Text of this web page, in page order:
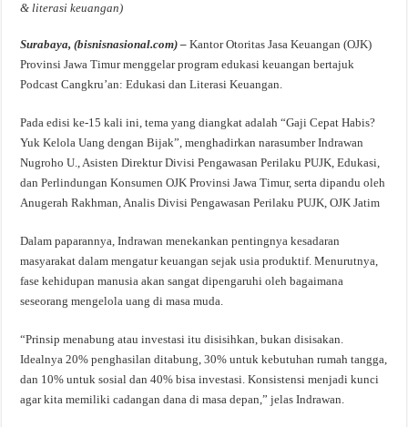
& literasi keuangan)
Surabaya, (bisnisnasional.com) – Kantor Otoritas Jasa Keuangan (OJK)
Provinsi Jawa Timur menggelar program edukasi keuangan bertajuk
Podcast Cangkru’an: Edukasi dan Literasi Keuangan.
Pada edisi ke-15 kali ini, tema yang diangkat adalah “Gaji Cepat Habis?
Yuk Kelola Uang dengan Bijak”, menghadirkan narasumber Indrawan
Nugroho U., Asisten Direktur Divisi Pengawasan Perilaku PUJK, Edukasi,
dan Perlindungan Konsumen OJK Provinsi Jawa Timur, serta dipandu oleh
Anugerah Rakhman, Analis Divisi Pengawasan Perilaku PUJK, OJK Jatim
Dalam paparannya, Indrawan menekankan pentingnya kesadaran
masyarakat dalam mengatur keuangan sejak usia produktif. Menurutnya,
fase kehidupan manusia akan sangat dipengaruhi oleh bagaimana
seseorang mengelola uang di masa muda.
“Prinsip menabung atau investasi itu disisihkan, bukan disisakan.
Idealnya 20% penghasilan ditabung, 30% untuk kebutuhan rumah tangga,
dan 10% untuk sosial dan 40% bisa investasi. Konsistensi menjadi kunci
agar kita memiliki cadangan dana di masa depan,” jelas Indrawan.